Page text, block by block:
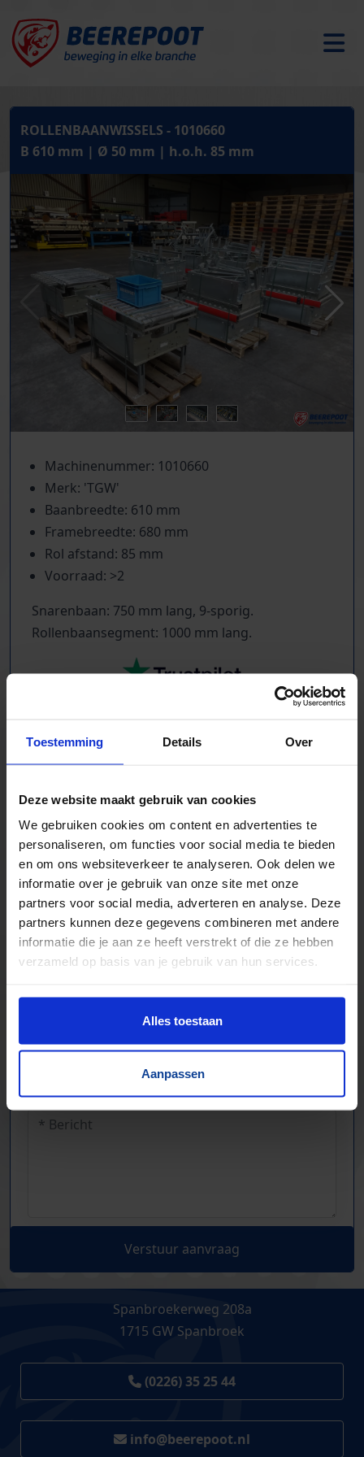
Toestemming Details Over
Deze website maakt gebruik van cookies
We gebruiken cookies om content en advertenties te
personaliseren, om functies voor social media te bieden
en om ons websiteverkeer te analyseren. Ook delen we
informatie over je gebruik van onze site met onze
partners voor social media, adverteren en analyse. Deze
partners kunnen deze gegevens combineren met andere
informatie die je aan ze heeft verstrekt of die ze hebben
verzameld op basis van je gebruik van hun services.
Alles toestaan
Aanpassen
ROLLENBAANWISSELS - 1010660
B 610 mm | Ø 50 mm | h.o.h. 85 mm
Machinenummer: 1010660
Merk: 'TGW'
Baanbreedte: 610 mm
Framebreedte: 680 mm
Rol afstand: 85 mm
Voorraad: >2
Snarenbaan: 750 mm lang, 9-sporig.
Rollenbaansegment: 1000 mm lang.
TrustScore5.0|213
Zwaartekracht en aangedreven
Nieuw & gebruikt
Voor talloze toepassingen
Pakjes, doosjes, kratjes, pallets…
Verstuur aanvraag
Spanbroekerweg 208a
1715 GW Spanbroek
(0226) 35 25 44
info@beerepoot.nl